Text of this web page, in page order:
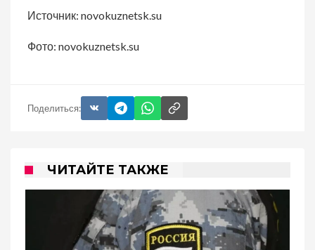
Источник: novokuznetsk.su
Фото: novokuznetsk.su
Поделиться:
ЧИТАЙТЕ ТАКЖЕ